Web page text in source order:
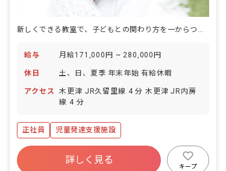
給与 月給171,000円 ~ 280,000円
休日 土、日、夏季 年末年始 有給休暇
アクセス
木更津 JR久留里線 4 分 木更津 JR内房
線 4 分
正社員 児童発達支援施設
詳しく見る
キープ